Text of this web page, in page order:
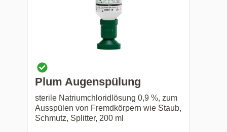
Plum Augenspülung
sterile Natriumchloridlösung 0,9 %, zum
Ausspülen von Fremdkörpern wie Staub,
Schmutz, Splitter, 200 ml